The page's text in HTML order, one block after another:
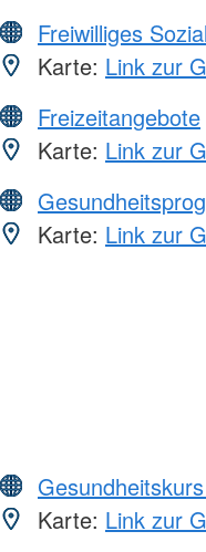
Freiwilliges
Karte: Link zur
Freizeitangebote
Karte: Link zur
Karte: Link zur
Karte: Link zur